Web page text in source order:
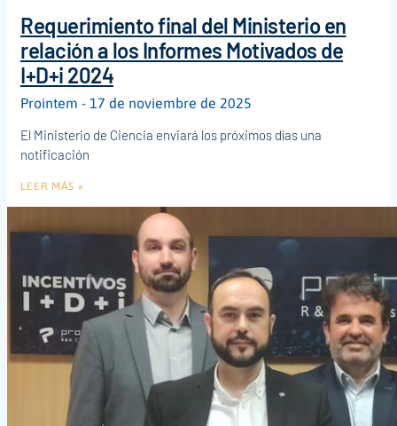
Requerimiento final del Ministerio en
relación a los Informes Motivados de
I+D+i 2024
Prointem
17 de noviembre de 2025
El Ministerio de Ciencia enviará los próximos días una
notificación
LEER MÁS »